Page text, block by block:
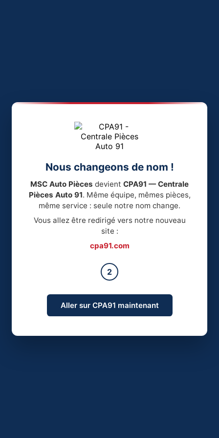
Nous changeons de nom !
MSC Auto Pièces devient CPA91 — Centrale
Pièces Auto 91. Même équipe, mêmes pièces,
même service : seule notre nom change.
Vous allez être redirigé vers notre nouveau
site :
cpa91.com
2
Aller sur CPA91 maintenant